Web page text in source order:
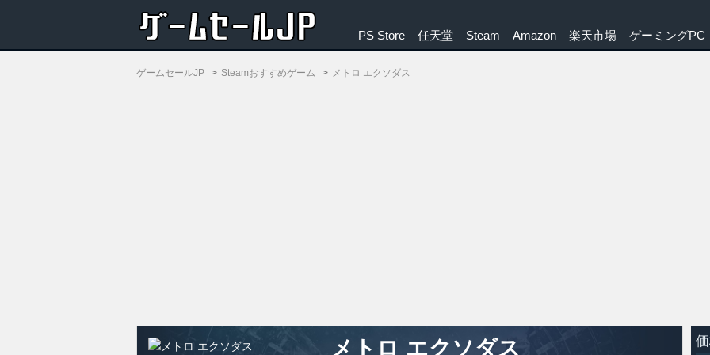
PS Store 任天堂 Steam Amazon 楽天市場 ゲーミングPC
ゲームセールJP Steamおすすめゲーム メトロ エクソダス
メトロ エクソダス